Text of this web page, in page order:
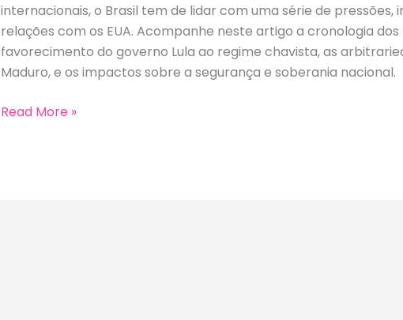
internacionais, o Brasil tem de lidar com uma série de pressões,
relações com os EUA. Acompanhe neste artigo a cronologia
favorecimento do governo Lula ao regime chavista, as
Maduro, e os impactos sobre a segurança e soberania nacional.
Governo
Read More »